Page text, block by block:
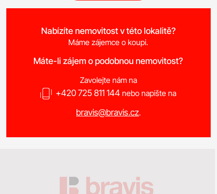
Nabízíte nemovitost v této lokalitě?
Máme zájemce o koupi.
Máte-li zájem o podobnou nemovitost?
Zavolejte nám na
+420 725 811 144 nebo napište na
bravis@bravis.cz.